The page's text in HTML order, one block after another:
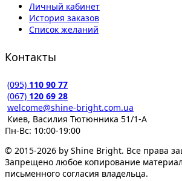
Личный кабинет
История заказов
Список желаний
Контакты
(095) 110 90 77
(067) 120 69 28
welcome@shine-bright.com.ua
Киев, Василия Тютюнника 51/1-А
Пн-Вс: 10:00-19:00
© 2015-2026 by Shine Bright. Все права
Запрещено любое копирование
письменного согласия владельца.